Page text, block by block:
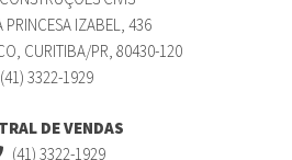
PRINCESA IZABEL, 436
CURITIBA/PR, 80430-120
(41) 3322-1929
DE VENDAS
(41) 3322-1929